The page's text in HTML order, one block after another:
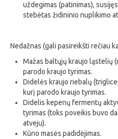
uždegimas (patinimas),
stebėtas židininio nuplikimo
Nedažnas (gali pasireikšti rečiau
Mažas baltųjų kraujo ląstelių
parodo kraujo tyrimas.
Didelės kraujo riebalų
kurį parodo kraujo tyrimas.
Didelis kepenų fermentų
tyrimas (toks poveikis buvo
atveju).
Kūno masės padidėjimas.